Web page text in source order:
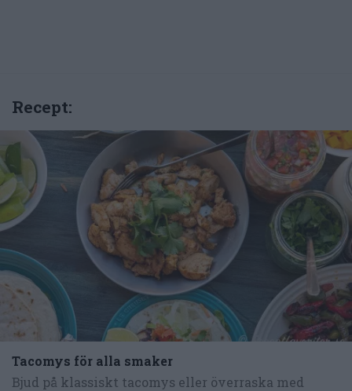
Recept:
Tacomys för alla smaker
Bjud på klassiskt tacomys eller överraska med